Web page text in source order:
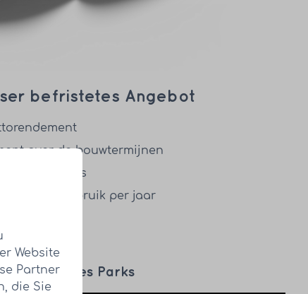
befristetes Angebot
over de bouwtermijnen
HUB Resorts
eigen gebruik per jaar
unseres Parks
Website
Partner
die Sie